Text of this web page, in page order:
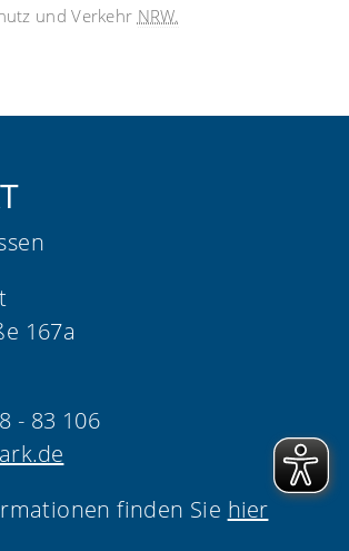
und Verkehr NRW.
167a
- 83 106
finden Sie hier